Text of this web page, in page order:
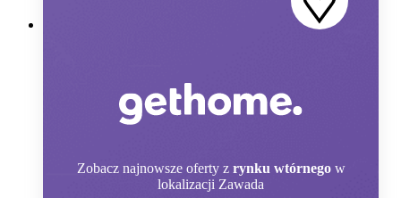
Zobacz najnowsze oferty z rynku wtórnego w
lokalizacji Zawada